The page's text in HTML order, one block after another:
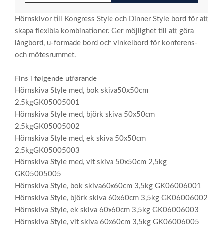
Hörnskivor till Kongress Style och Dinner Style bord för att
skapa flexibla kombinationer. Ger möjlighet till att göra
långbord, u-formade bord och vinkelbord för konferens-
och mötesrummet.
Fins i følgende utførande
Hörnskiva Style med, bok skiva50x50cm
2,5kgGK05005001
Hörnskiva Style med, björk skiva 50x50cm
2,5kgGK05005002
Hörnskiva Style med, ek skiva 50x50cm
2,5kgGK05005003
Hörnskiva Style med, vit skiva 50x50cm 2,5kg
GK05005005
Hörnskiva Style, bok skiva60x60cm 3,5kg GK06006001
Hörnskiva Style, björk skiva 60x60cm 3,5kg GK06006002
Hörnskiva Style, ek skiva 60x60cm 3,5kg GK06006003
Hörnskiva Style, vit skiva 60x60cm 3,5kg GK06006005